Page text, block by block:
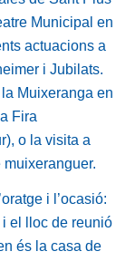
Municipal en
actuacions a
i Jubilats.
Muixeranga en
Fira
o la visita a
muixeranguer.
i l’ocasió:
el lloc de reunió
és la casa de